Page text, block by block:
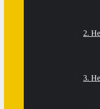
2.
3.